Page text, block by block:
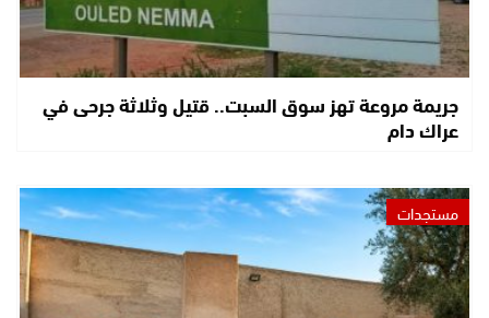
جريمة مروعة تهز سوق السبت.. قتيل وثلاثة جرحى في
عراك دام
مستجدات